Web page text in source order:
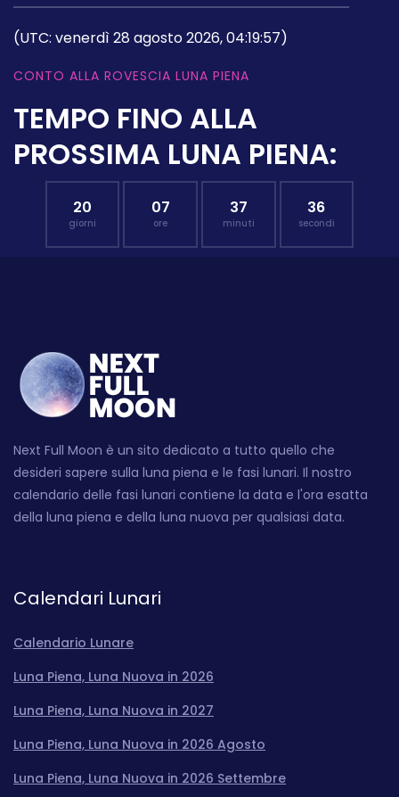
(UTC: venerdì 28 agosto 2026, 04:19:57)
CONTO ALLA ROVESCIA LUNA PIENA
TEMPO FINO ALLA
PROSSIMA LUNA PIENA:
20
giorni
07
ore
37
minuti
35
secondi
Next Full Moon è un sito dedicato a tutto quello che
desideri sapere sulla luna piena e le fasi lunari. Il nostro
calendario delle fasi lunari contiene la data e l'ora esatta
della luna piena e della luna nuova per qualsiasi data.
Calendari Lunari
Calendario Lunare
Luna Piena, Luna Nuova in 2026
Luna Piena, Luna Nuova in 2027
Luna Piena, Luna Nuova in 2026 Agosto
Luna Piena, Luna Nuova in 2026 Settembre